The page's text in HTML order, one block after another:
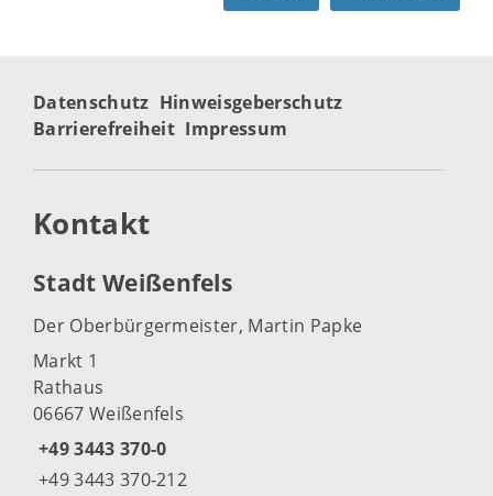
Datenschutz Hinweisgeberschutz
Barrierefreiheit Impressum
Kontakt
Stadt Weißenfels
Der Oberbürgermeister, Martin Papke
Markt 1
Rathaus
06667 Weißenfels
+49 3443 370-0
+49 3443 370-212